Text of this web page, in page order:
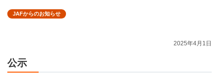
JAFからのお知らせ
2025年4月1日
公示